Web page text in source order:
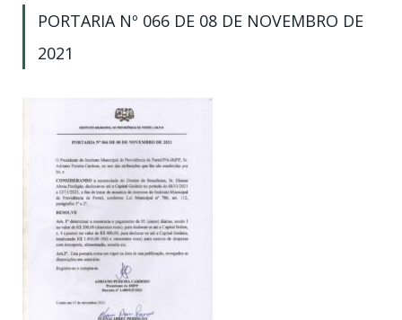
PORTARIA Nº 066 DE 08 DE NOVEMBRO DE
2021